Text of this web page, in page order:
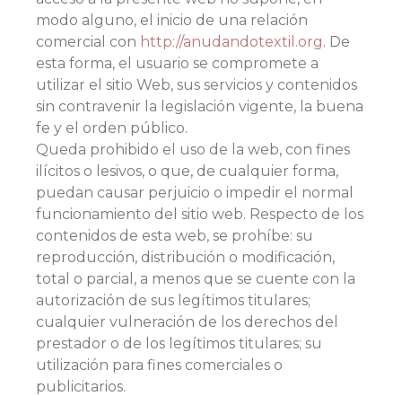
modo alguno, el inicio de una relación
comercial con http://anudandotextil.org. De
esta forma, el usuario se compromete a
utilizar el sitio Web, sus servicios y contenidos
sin contravenir la legislación vigente, la buena
fe y el orden público.
Queda prohibido el uso de la web, con fines
ilícitos o lesivos, o que, de cualquier forma,
puedan causar perjuicio o impedir el normal
funcionamiento del sitio web. Respecto de los
contenidos de esta web, se prohíbe: su
reproducción, distribución o modificación,
total o parcial, a menos que se cuente con la
autorización de sus legítimos titulares;
cualquier vulneración de los derechos del
prestador o de los legítimos titulares; su
utilización para fines comerciales o
publicitarios.